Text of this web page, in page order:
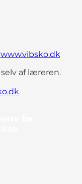
www.vibsko.dk
af læreren.